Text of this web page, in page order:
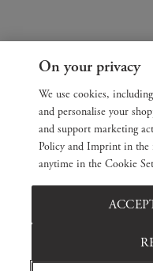
On your privacy
We use cookies,
and personalise your
and support marketing
Policy and Imprint in the
anytime in the Cookie